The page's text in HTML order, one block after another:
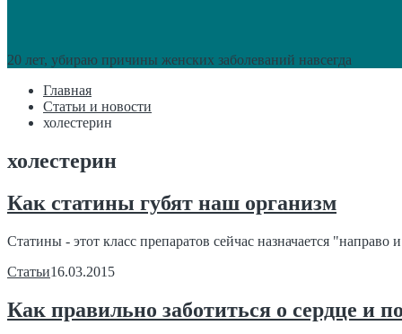
20 лет, убираю причины женских заболеваний навсегда
Главная
Статьи и новости
холестерин
холестерин
Как статины губят наш организм
Статины - этот класс препаратов сейчас назначается
Статьи16.03.2015
Как правильно заботиться о сердце и